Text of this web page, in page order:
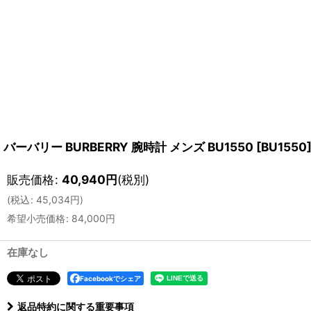
バーバリー BURBERRY 腕時計 メンズ BU1550 [BU1550]
販売価格: 40,940円(税別)
(税込: 45,034円)
希望小売価格: 84,000円
在庫なし
Facebookでシェア
返品特約に関する重要事項